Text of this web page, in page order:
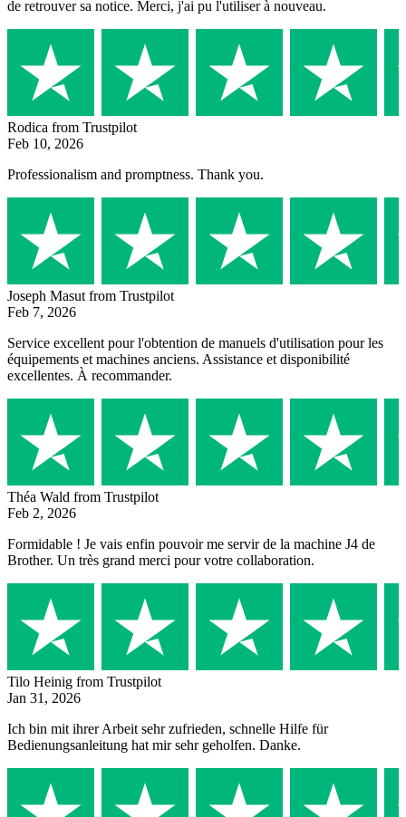
de retrouver sa notice. Merci, j'ai pu l'utiliser à nouveau.
Rodica from Trustpilot
Feb 10, 2026
Professionalism and promptness. Thank you.
Joseph Masut from Trustpilot
Feb 7, 2026
Service excellent pour l'obtention de manuels d'utilisation pour les
équipements et machines anciens. Assistance et disponibilité
excellentes. À recommander.
Théa Wald from Trustpilot
Feb 2, 2026
Formidable ! Je vais enfin pouvoir me servir de la machine J4 de
Brother. Un très grand merci pour votre collaboration.
Tilo Heinig from Trustpilot
Jan 31, 2026
Ich bin mit ihrer Arbeit sehr zufrieden, schnelle Hilfe für
Bedienungsanleitung hat mir sehr geholfen. Danke.